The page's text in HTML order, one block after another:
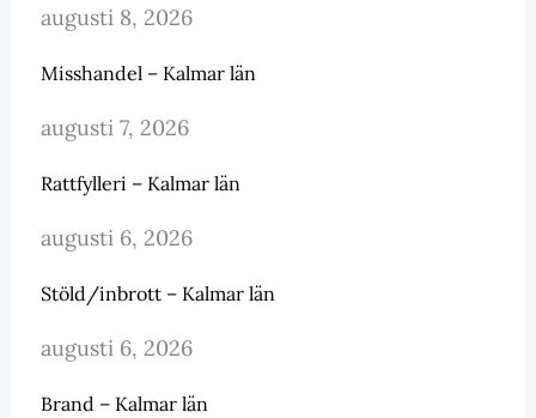
augusti 8, 2026
Misshandel – Kalmar län
augusti 7, 2026
Rattfylleri – Kalmar län
augusti 6, 2026
Stöld/inbrott – Kalmar län
augusti 6, 2026
Brand – Kalmar län